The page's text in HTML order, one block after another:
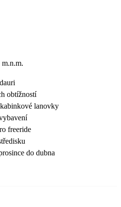
obtížností
lanovky
freeride
do dubna